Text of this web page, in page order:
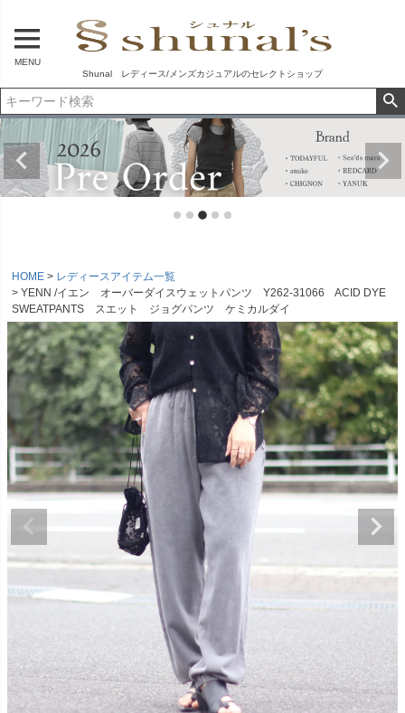
MENU
Shunal レディース/メンズカジュアルのセレクトショップ
HOME
レディースアイテム一覧
YENN /イエン オーバーダイスウェットパンツ Y262-31066 ACID DYE
SWEATPANTS スエット ジョグパンツ ケミカルダイ